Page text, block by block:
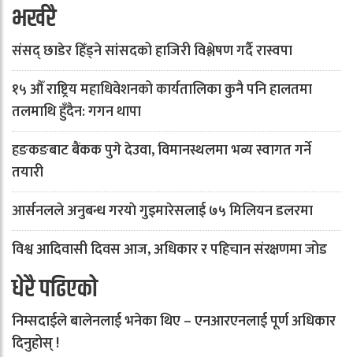
भर्खरै
संसद् छाडेर हिँड्ने सांसदको हाजिरी विश्लेषण गर्दै रास्वपा
१५ औँ राष्ट्रिय महाधिवेशनको कार्यतालिका कुनै पनि हालतमा
तलमाथि हुँदैन: गगन थापा
हङकङबाट बैंकक पुगे देउवा, विमानस्थलमा भव्य स्वागत गर्ने
तयारी
आर्सनलले अनुबन्ध गरयाे गुइमारेसलाई ७५ मिलियन डलरमा
विश्व आदिवासी दिवस आज, अधिकार र पहिचान संरक्षणमा जोड
धेरै पढिएको
निम्सदाईले बालेनलाई भनेका थिए – एनआरएनलाई पूर्ण अधिकार
दिनुहोस् !